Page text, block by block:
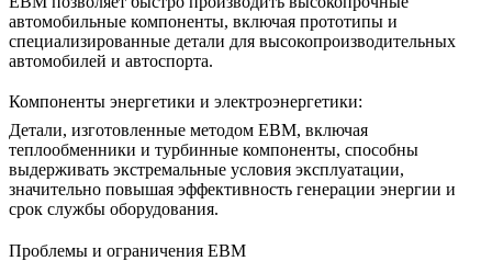
автомобильные компоненты, включая прототипы и
специализированные детали для высокопроизводительных
автомобилей и автоспорта.
Компоненты энергетики и электроэнергетики:
Детали, изготовленные методом EBM, включая
теплообменники и турбинные компоненты, способны
выдерживать экстремальные условия эксплуатации,
значительно повышая эффективность генерации энергии и
срок службы оборудования.
Проблемы и ограничения EBM